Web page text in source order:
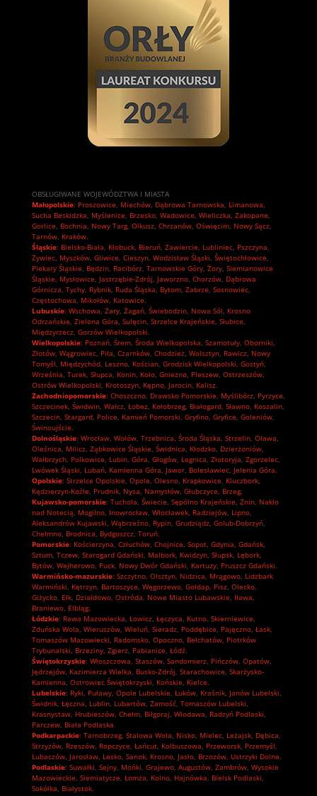
OBSŁUGIWANE WOJEWÓDZTWA I MIASTA
Małopolskie: Proszowice, Miechów, Dąbrowa Tarnowska, Limanowa,
Sucha Beskidzka, Myślenice, Brzesko, Wadowice, Wieliczka, Zakopane,
Gorlice, Bochnia, Nowy Targ, Olkusz, Chrzanów, Oświęcim, Nowy Sącz,
Tarnów, Kraków.
Śląskie: Bielsko-Biała, Kłobuck, Bieruń, Zawiercie, Lubliniec, Pszczyna,
Żywiec, Myszków, Gliwice, Cieszyn, Wodzisław Śląski, Świętochłowice,
Piekary Śląskie, Będzin, Racibórz, Tarnowskie Góry, Żory, Siemianowice
Śląskie, Mysłowice, Jastrzębie-Zdrój, Jaworzno, Chorzów, Dąbrowa
Górnicza, Tychy, Rybnik, Ruda Śląska, Bytom, Zabrze, Sosnowiec,
Częstochowa, Mikołów, Katowice.
Lubuskie: Wschowa, Żary, Żagań, Świebodzin, Nowa Sól, Krosno
Odrzańskie, Zielona Góra, Sulęcin, Strzelce Krajeńskie, Słubice,
Międzyrzecz, Gorzów Wielkopolski.
Wielkopolskie: Poznań, Śrem, Środa Wielkopolska, Szamotuły, Oborniki,
Złotów, Wągrowiec, Piła, Czarnków, Chodzież, Wolsztyn, Rawicz, Nowy
Tomyśl, Międzychód, Leszno, Kościan, Grodzisk Wielkopolski, Gostyń,
Września, Turek, Słupca, Konin, Koło, Gniezno, Pleszew, Ostrzeszów,
Ostrów Wielkopolski, Krotoszyn, Kępno, Jarocin, Kalisz.
Zachodniopomorskie: Choszczno, Drawsko Pomorskie, Myślibórz, Pyrzyce,
Szczecinek, Świdwin, Wałcz, Łobez, Kołobrzeg, Białogard, Sławno, Koszalin,
Szczecin, Stargard, Police, Kamień Pomorski, Gryfino, Gryfice, Goleniów,
Świnoujście.
Dolnośląskie: Wrocław, Wołów, Trzebnica, Środa Śląska, Strzelin, Oława,
Oleśnica, Milicz, Ząbkowice Śląskie, Świdnica, Kłodzko, Dzierżoniów,
Wałbrzych, Polkowice, Lubin, Góra, Głogów, Legnica, Złotoryja, Zgorzelec,
Lwówek Śląski, Lubań, Kamienna Góra, Jawor, Bolesławiec, Jelenia Góra.
Opolskie: Strzelce Opolskie, Opole, Olesno, Krapkowice, Kluczbork,
Kędzierzyn-Koźle, Prudnik, Nysa, Namysłów, Głubczyce, Brzeg.
Kujawsko-pomorskie: Tuchola, Świecie, Sępólno Krajeńskie, Żnin, Nakło
nad Notecią, Mogilno, Inowrocław, Włocławek, Radziejów, Lipno,
Aleksandrów Kujawski, Wąbrzeźno, Rypin, Grudziądz, Golub-Dobrzyń,
Chełmno, Brodnica, Bydgoszcz, Toruń.
Pomorskie: Kościerzyna, Człuchów, Chojnice, Sopot, Gdynia, Gdańsk,
Sztum, Tczew, Starogard Gdański, Malbork, Kwidzyn, Słupsk, Lębork,
Bytów, Wejherowo, Puck, Nowy Dwór Gdański, Kartuzy, Pruszcz Gdański.
Warmińsko-mazurskie: Szczytno, Olsztyn, Nidzica, Mrągowo, Lidzbark
Warmiński, Kętrzyn, Bartoszyce, Węgorzewo, Gołdap, Pisz, Olecko,
Giżycko, Ełk, Działdowo, Ostróda, Nowe Miasto Lubawskie, Iława,
Braniewo, Elbląg.
Łódzkie: Rawa Mazowiecka, Łowicz, Łęczyca, Kutno, Skierniewice,
Zduńska Wola, Wieruszów, Wieluń, Sieradz, Poddębice, Pajęczno, Łask,
Tomaszów Mazowiecki, Radomsko, Opoczno, Bełchatów, Piotrków
Trybunalski, Brzeziny, Zgierz, Pabianice, Łódź.
Świętokrzyskie: Włoszczowa, Staszów, Sandomierz, Pińczów, Opatów,
Jędrzejów, Kazimierza Wielka, Busko-Zdrój, Starachowice, Skarżysko-
Kamienna, Ostrowiec Świętokrzyski, Końskie, Kielce.
Lubelskie: Ryki, Puławy, Opole Lubelskie, Łuków, Kraśnik, Janów Lubelski,
Świdnik, Łęczna, Lublin, Lubartów, Zamość, Tomaszów Lubelski,
Krasnystaw, Hrubieszów, Chełm, Biłgoraj, Włodawa, Radzyń Podlaski,
Parczew, Biała Podlaska.
Podkarpackie: Tarnobrzeg, Stalowa Wola, Nisko, Mielec, Leżajsk, Dębica,
Strzyżów, Rzeszów, Ropczyce, Łańcut, Kolbuszowa, Przeworsk, Przemyśl,
Lubaczów, Jarosław, Lesko, Sanok, Krosno, Jasło, Brzozów, Ustrzyki Dolne.
Podlaskie: Suwałki, Sejny, Mońki, Grajewo, Augustów, Zambrów, Wysokie
Mazowieckie, Siemiatycze, Łomża, Kolno, Hajnówka, Bielsk Podlaski,
Sokółka, Białystok.